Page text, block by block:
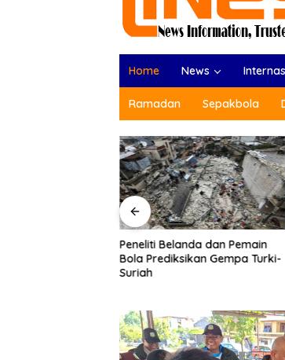
Home News
Ramadan Sepakbola
Peneliti Belanda dan Pemain
Bola Prediksikan Gempa Turki-
Suriah